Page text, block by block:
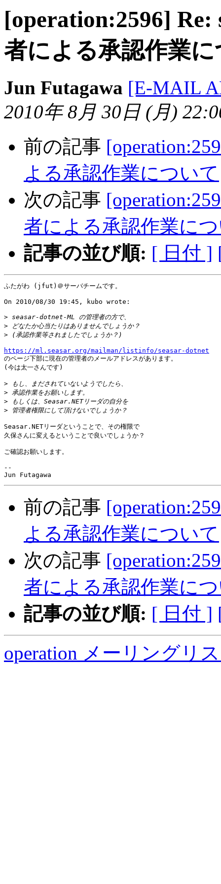
[operation:2596]
者による承認作業
Jun Futagawa [E-MAIL
2010年 8月 30日 (月)
前の記事
よる承認作業について
次の記事
者による承認作業に
記事の並び順: [ 日付 ]
ふたがわ (jfut)＠サーバチームです。
On 2010/08/30 19:45, kubo wrote:
>
>
>
https://ml.seasar.org/mailman/listinfo/seasar-dotnet
のページ下部に現在の管理者のメールアドレスがあります。
(今は太一さんです)
>
>
>
>
Seasar.NETリーダということで、その権限で
久保さんに変えるということで良いでしょうか？
ご確認お願いします。
--
前の記事
よる承認作業について
次の記事
者による承認作業に
記事の並び順: [ 日付 ]
operation メーリングリ